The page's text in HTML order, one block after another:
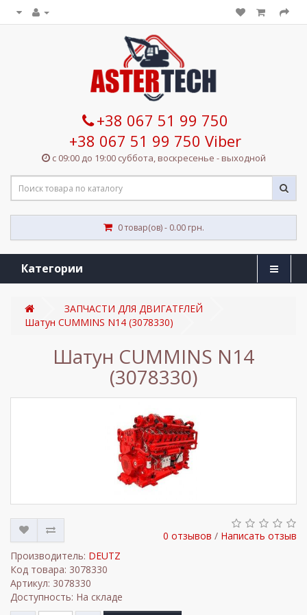
+38 067 51 99 750
+38 067 51 99 750 Viber
с 09:00 до 19:00 суббота, воскресенье - выходной
0 товар(ов) - 0.00 грн.
Категории
ЗАПЧАСТИ ДЛЯ ДВИГАТЕЛЕЙ
Шатун CUMMINS N14 (3078330)
Шатун CUMMINS N14
(3078330)
0 отзывов / Написать отзыв
Производитель: DEUTZ
Код товара: 3078330
Артикул: 3078330
Доступность: На складе